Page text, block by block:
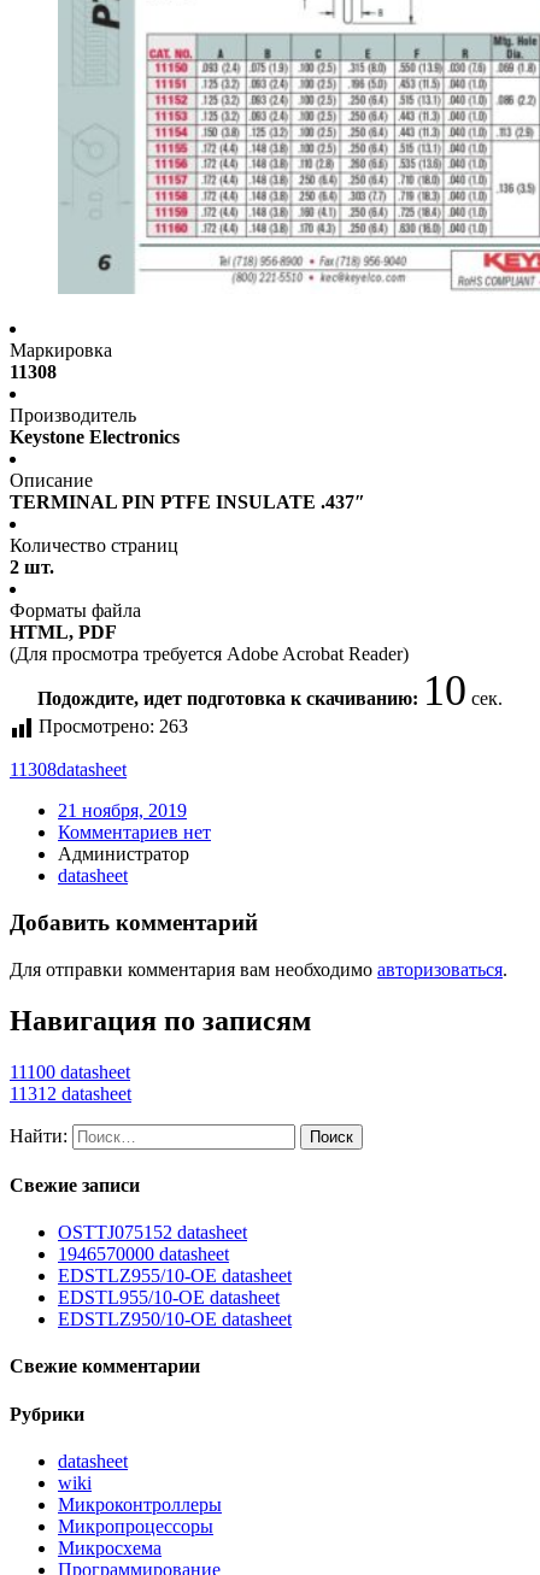
Маркировка
11308
Производитель
Keystone Electronics
Описание
TERMINAL PIN PTFE INSULATE .437″
Количество страниц
2 шт.
Форматы файла
HTML, PDF
(Для просмотра требуется Adobe Acrobat Reader)
Подождите, идет подготовка к скачиванию: 10 сек.
Просмотрено: 263
11308datasheet
21 ноября, 2019
Комментариев нет
Администратор
datasheet
Добавить комментарий
Для отправки комментария вам необходимо авторизоваться.
Навигация по записям
11100 datasheet
11312 datasheet
Найти:
Свежие записи
OSTTJ075152 datasheet
1946570000 datasheet
EDSTLZ955/10-OE datasheet
EDSTL955/10-OE datasheet
EDSTLZ950/10-OE datasheet
Свежие комментарии
Рубрики
datasheet
wiki
Микроконтроллеры
Микропроцессоры
Микросхема
Программирование